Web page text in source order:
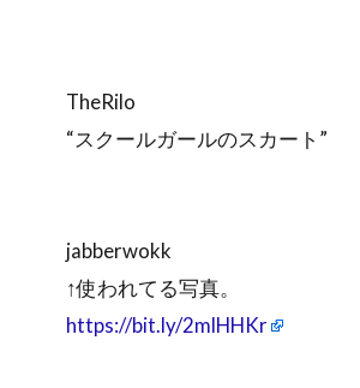
TheRilo
“スクールガールのスカート”
jabberwokk
↑使われてる写真。
https://bit.ly/2mlHHKr